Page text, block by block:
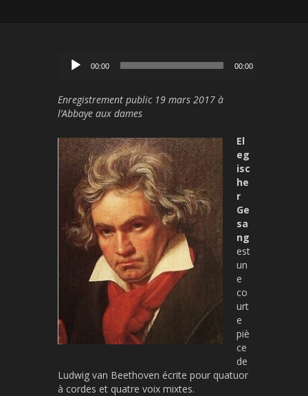
00:00 00:00
Enregistrement public 19 mars 2017 à
l’Abbaye aux dames
El
eg
isc
he
r
Ge
sa
ng
est
un
e
co
urt
e
piè
ce
de
Ludwig van Beethoven écrite pour quatuor
à cordes et quatre voix mixtes.